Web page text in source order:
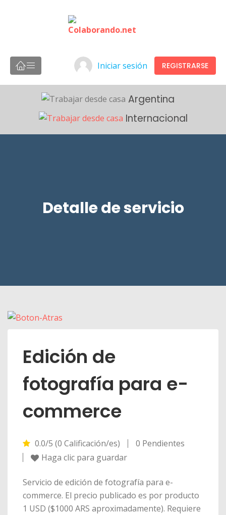
Iniciar sesión REGISTRARSE
Argentina
Internacional
Detalle de servicio
Edición de
fotografía para e-
commerce
0.0/5 (0 Calificación/es)
0 Pendientes
Haga clic para guardar
Servicio de edición de fotografía para e-
commerce. El precio publicado es por producto
1 USD ($1000 ARS aproximadamente). Requiere